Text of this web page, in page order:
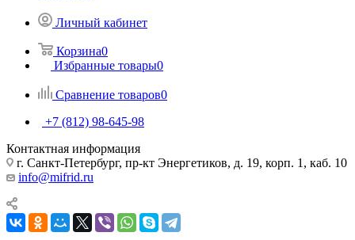
Личный кабинет
Корзина0
Избранные товары0
Сравнение товаров0
+7 (812) 98-645-98
Контактная информация
г. Санкт-Петербург, пр-кт Энергетиков, д. 19, корп. 1, каб. 10
info@mifrid.ru